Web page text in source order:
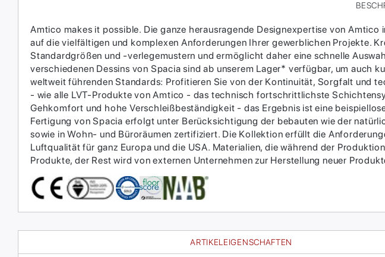
ARTIKELEIGENSCHAFTEN
Amtico makes it possible. Die ganze herausragende Designexpertise von
auf die vielfältigen und komplexen Anforderungen Ihrer gewerblichen Projekte.
Standardgrößen und -verlegemustern und ermöglicht daher eine schnelle
verschiedenen Dessins von Spacia sind ab unserem Lager* verfügbar, um
weltweit führenden Standards: Profitieren Sie von der Kontinuität, Sorgfalt und
- wie alle LVT-Produkte von Amtico - das technisch fortschrittlichste
Gehkomfort und hohe Verschleißbeständigkeit - das Ergebnis ist eine
Fertigung von Spacia erfolgt unter Berücksichtigung der bebauten wie der
sowie in Wohn- und Büroräumen zertifiziert. Die Kollektion erfüllt die
Luftqualität für ganz Europa und die USA. Materialien, die während der
Produkte, der Rest wird von externen Unternehmen zur Herstellung neuer